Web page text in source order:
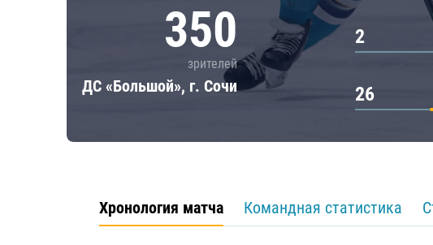
350
зрителей
ДС «Большой», г. Сочи
2
26
Хронология матча Командная статистика